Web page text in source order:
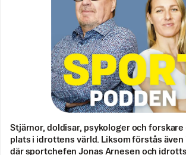
Stjärnor, doldisar, psykologer och forskare
plats i idrottens värld. Liksom förstås
där sportchefen Jonas Arnesen och